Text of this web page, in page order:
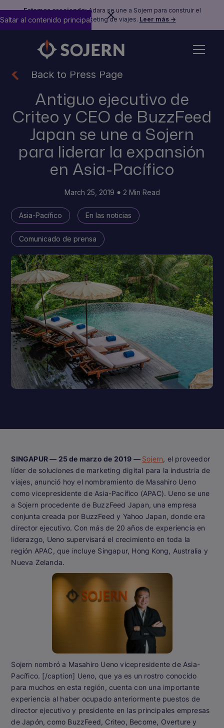
Estamos creciendo:Adara se une a Sojern para construir el
futuro del marketing de viajes. Leer más →
Saltar al contenido principal
Back to Press Page
Antiguo ejecutivo de
Criteo y CEO de BuzzFeed
Japan se une a Sojern
para liderar la expansión
en Asia-Pacífico
March 25, 2019 2 Min Read
Asia-Pacífico En las noticias
Comunicado de prensa
SINGAPUR — 25 de marzo de 2019 — Sojern, el proveedor
líder de soluciones de marketing digital para la industria de
viajes, anunció hoy el nombramiento de Masahiro Ueno
como vicepresidente de Asia-Pacífico (APAC). Ueno se une
a Sojern procedente de BuzzFeed Japan, una empresa
conjunta creada por BuzzFeed y Yahoo Japan, donde era
director ejecutivo. Con más de 20 años de experiencia en
liderazgo, Ueno supervisará el crecimiento en toda la
región APAC, que incluye Singapur, Hong Kong, Australia y
Nueva Zelanda.
Sojern nombró a Masahiro Ueno vicepresidente de Asia-
Pacífico. [/caption] Ueno, que ya es un rostro conocido
para muchos en esta región, cuenta con una importante
experiencia al haber ocupado anteriormente puestos de
director ejecutivo y presidente en las principales empresas
de Japón, como BuzzFeed, Criteo, Become, Overture y